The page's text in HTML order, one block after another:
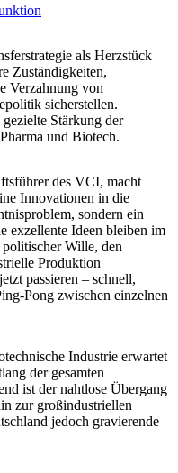
als Herzstück
Zuständigkeiten,
Verzahnung von
sicherstellen.
Stärkung der
und Biotech.
des VCI, macht
Innovationen in die
sondern ein
exzellente Ideen bleiben im
Wille, den
Produktion
passieren – schnell,
Pong zwischen einzelnen
Industrie erwartet
der gesamten
ist der nahtlose Übergang
zur großindustriellen
jedoch gravierende